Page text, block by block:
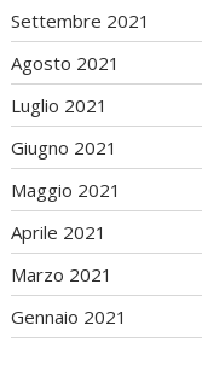
Settembre 2021
Agosto 2021
Luglio 2021
Giugno 2021
Maggio 2021
Aprile 2021
Marzo 2021
Gennaio 2021